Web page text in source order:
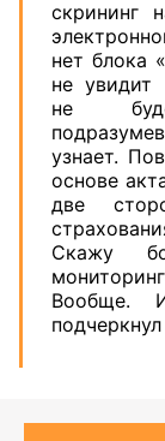
скрининг
нет блока
не увидит
не
узнает.
основе
две
Скажу
Вообще.